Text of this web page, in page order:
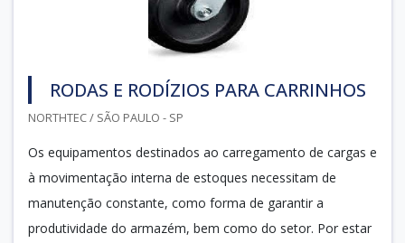
RODAS E RODÍZIOS PARA CARRINHOS
NORTHTEC / SÃO PAULO - SP
Os equipamentos destinados ao carregamento de cargas e
à movimentação interna de estoques necessitam de
manutenção constante, como forma de garantir a
produtividade do armazém, bem como do setor. Por estar